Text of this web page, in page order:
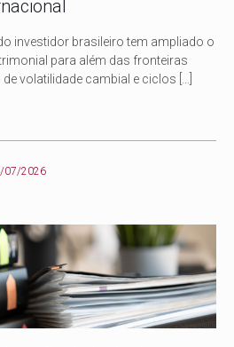
investidor brasileiro tem ampliado o
para além das fronteiras
volatilidade cambial e ciclos
07/2026